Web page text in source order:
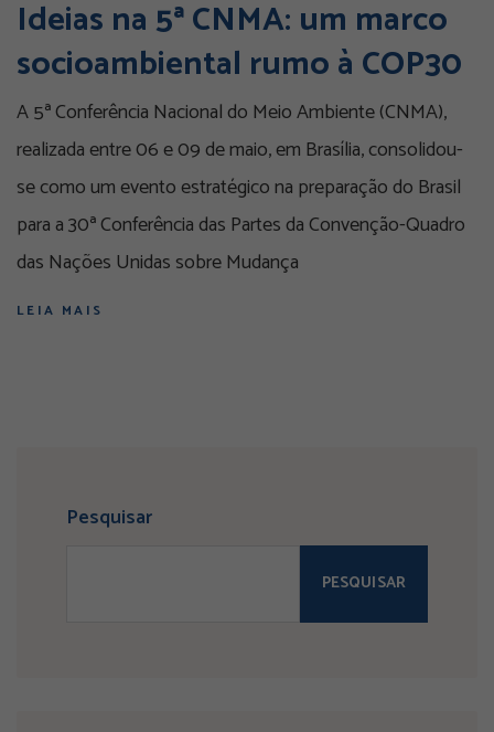
Ideias na 5ª CNMA: um marco
socioambiental rumo à COP30
A 5ª Conferência Nacional do Meio Ambiente (CNMA),
realizada entre 06 e 09 de maio, em Brasília, consolidou-
se como um evento estratégico na preparação do Brasil
para a 30ª Conferência das Partes da Convenção-Quadro
das Nações Unidas sobre Mudança
LEIA MAIS
Pesquisar
PESQUISAR